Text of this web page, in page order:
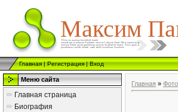
Максим
Главная|Регистрация|Вход
Меню сайта
Главная страница
Биография
Главная »